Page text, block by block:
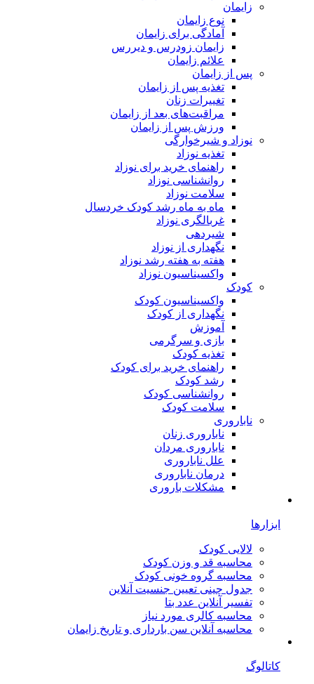
زایمان
نوع زایمان
آمادگی برای زایمان
زایمان زودرس و دیررس
علائم زایمان
پس از زایمان
تغذیه پس از زایمان
تغییرات زنان
مراقبت‌های بعد از زایمان
ورزش پس از زایمان
نوزاد و شیرخوارگی
تغذیه نوزاد
راهنمای خرید برای نوزاد
روانشناسی نوزاد
سلامت نوزاد
ماه به ماه رشد کودک خردسال
غربالگری نوزاد
شیردهی
نگهداری از نوزاد
هفته به هفته رشد نوزاد
واکسیناسیون نوزاد
کودک
واکسیناسیون کودک
نگهداری از کودک
آموزش
بازی و سرگرمی
تغذیه کودک
راهنمای خرید برای کودک
رشد کودک
روانشناسی کودک
سلامت کودک
ناباروری
ناباروری زنان
ناباروری مردان
علل ناباروری
درمان ناباروری
مشکلات باروری
ابزارها
لالایی کودک
محاسبه قد و وزن کودک
محاسبه گروه خونی کودک
جدول چینی تعیین جنسیت آنلاین
تفسیر آنلاین عدد بتا
محاسبه کالری مورد نیاز
محاسبه آنلاین سن بارداری و تاریخ زایمان
کاتالوگ